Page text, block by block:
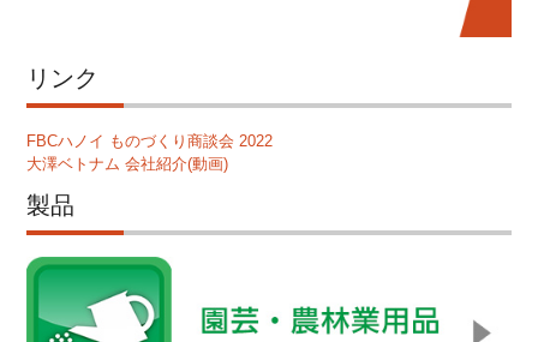
リンク
FBCハノイ ものづくり商談会 2022
大澤ベトナム 会社紹介(動画)
製品